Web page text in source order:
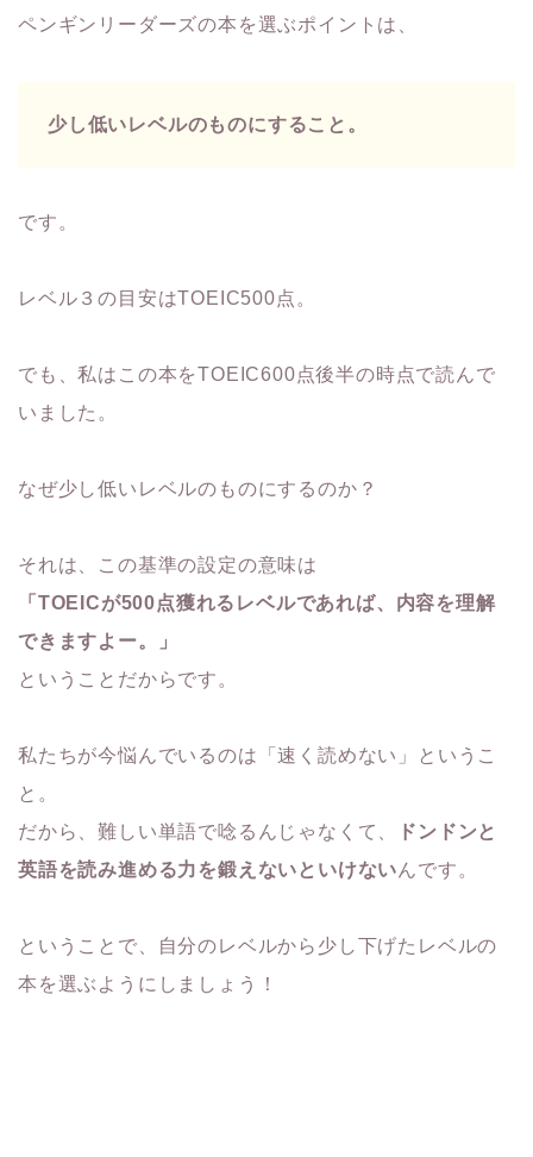
ペンギンリーダーズの本を選ぶポイントは、
少し低いレベルのものにすること。
です。
レベル３の目安はTOEIC500点。
でも、私はこの本をTOEIC600点後半の時点で読んで
いました。
なぜ少し低いレベルのものにするのか？
それは、この基準の設定の意味は
「TOEICが500点獲れるレベルであれば、内容を理解
できますよー。」
ということだからです。
私たちが今悩んでいるのは「速く読めない」というこ
と。
だから、難しい単語で唸るんじゃなくて、
ドンドンと
英語を読み進める力を鍛えないといけないんです。
ということで、自分のレベルから少し下げたレベルの
本を選ぶようにしましょう！